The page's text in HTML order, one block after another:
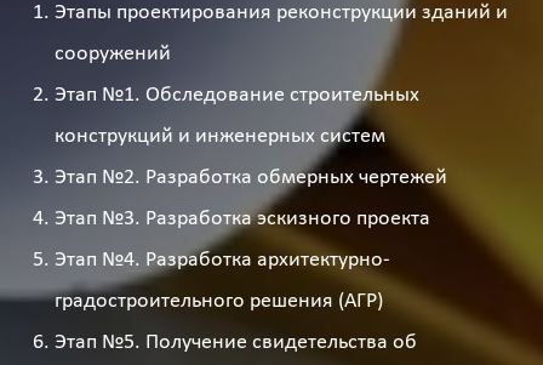
Этапы проектирования реконструкции зданий и
сооружений
Этап №1. Обследование строительных
конструкций и инженерных систем
Этап №2. Разработка обмерных чертежей
Этап №3. Разработка эскизного проекта
Этап №4. Разработка архитектурно-
градостроительного решения (АГР)
Этап №5. Получение свидетельства об